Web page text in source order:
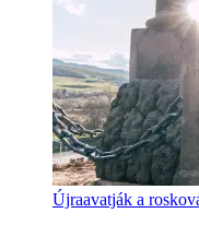
Újraavatják a